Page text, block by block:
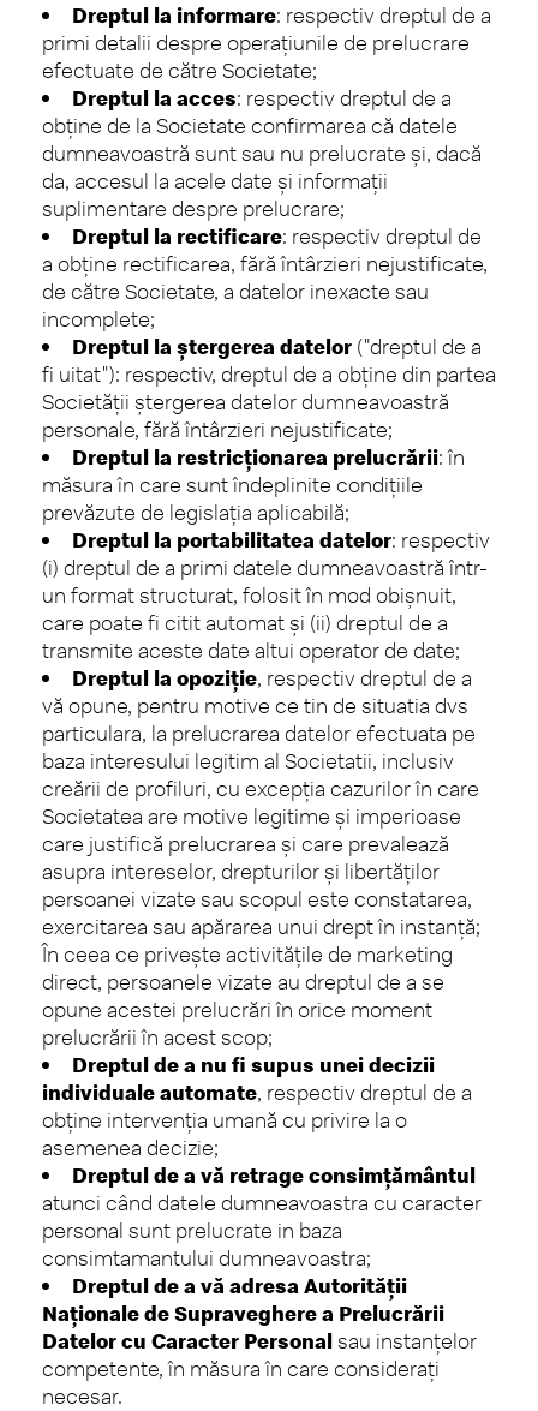
Dreptul la informare: respectiv dreptul de a
primi detalii despre operațiunile de prelucrare
efectuate de către Societate;
Dreptul la acces: respectiv dreptul de a
obține de la Societate confirmarea că datele
dumneavoastră sunt sau nu prelucrate și, dacă
da, accesul la acele date și informații
suplimentare despre prelucrare;
Dreptul la rectificare: respectiv dreptul de
a obține rectificarea, fără întârzieri nejustificate,
de către Societate, a datelor inexacte sau
incomplete;
Dreptul la ștergerea datelor ("dreptul de a
fi uitat"): respectiv, dreptul de a obține din partea
Societății ștergerea datelor dumneavoastră
personale, fără întârzieri nejustificate;
Dreptul la restricționarea prelucrării: în
măsura în care sunt îndeplinite condițiile
prevăzute de legislația aplicabilă;
Dreptul la portabilitatea datelor: respectiv
(i) dreptul de a primi datele dumneavoastră într-
un format structurat, folosit în mod obișnuit,
care poate fi citit automat și (ii) dreptul de a
transmite aceste date altui operator de date;
Dreptul la opoziție, respectiv dreptul de a
vă opune, pentru motive ce tin de situatia dvs
particulara, la prelucrarea datelor efectuata pe
baza interesului legitim al Societatii, inclusiv
creării de profiluri, cu excepţia cazurilor în care
Societatea are motive legitime și imperioase
care justifică prelucrarea și care prevalează
asupra intereselor, drepturilor și libertăților
persoanei vizate sau scopul este constatarea,
exercitarea sau apărarea unui drept în instanță;
În ceea ce priveşte activităţile de marketing
direct, persoanele vizate au dreptul de a se
opune acestei prelucrări în orice moment
prelucrării în acest scop;
Dreptul de a nu fi supus unei decizii
individuale automate, respectiv dreptul de a
obţine intervenţia umană cu privire la o
asemenea decizie;
Dreptul de a vă retrage consimţământul
atunci când datele dumneavoastra cu caracter
personal sunt prelucrate in baza
consimtamantului dumneavoastra;
Dreptul de a vă adresa Autorităţii
Naţionale de Supraveghere a Prelucrării
Datelor cu Caracter Personalsau instanţelor
competente, în măsura în care consideraţi
necesar.